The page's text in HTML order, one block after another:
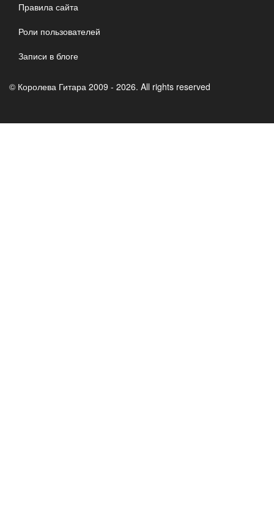
Правила сайта
Роли пользователей
Записи в блоге
© Королева Гитара 2009 - 2026. All rights reserved